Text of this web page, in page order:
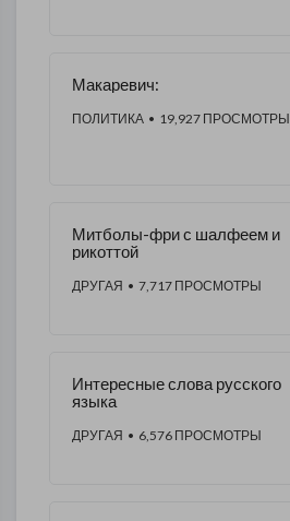
Макаревич:
ПОЛИТИКА • 19,927 ПРОСМОТРЫ
Митболы-фри с шалфеем и
рикоттой
ДРУГАЯ • 7,717 ПРОСМОТРЫ
Интересные слова русского
языка
ДРУГАЯ • 6,576 ПРОСМОТРЫ